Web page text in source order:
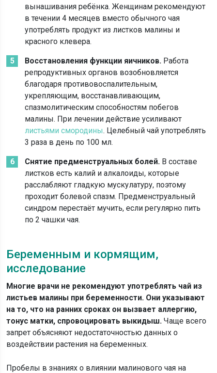
вынашивания ребёнка. Женщинам рекомендуют
в течении 4 месяцев вместо обычного чая
употреблять продукт из листков малины и
красного клевера.
Восстановления функции яичников. Работа
репродуктивных органов возобновляется
благодаря противовоспалительным,
укрепляющим, восстанавливающим,
спазмолитическим способностям побегов
малины. При лечении действие усиливают
листьями смородины. Целебный чай употреблять
3 раза в день по 100 мл.
Снятие предменструальных болей. В составе
листков есть калий и алкалоиды, которые
расслабляют гладкую мускулатуру, поэтому
проходит болевой спазм. Предменструальный
синдром перестаёт мучить, если регулярно пить
по 2 чашки чая.
Беременным и кормящим,
исследование
Многие врачи не рекомендуют употреблять чай из
листьев малины при беременности. Они указывают
на то, что на ранних сроках он вызвает аллергию,
тонус матки, спровоцировать выкидыш. Чаще всего
запрет объясняют недостаточностью данных о
воздействии растения на беременных.
Пробелы в знаниях о влиянии малинового чая на